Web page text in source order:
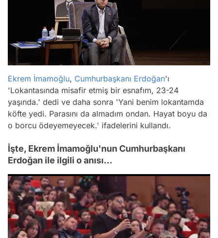
Ekrem İmamoğlu, Cumhurbaşkanı Erdoğan'ı
'Lokantasında misafir etmiş bir esnafım, 23-24
yaşında.' dedi ve daha sonra 'Yani benim lokantamda
köfte yedi. Parasını da almadım ondan. Hayat boyu da
o borcu ödeyemeyecek.' ifadelerini kullandı.
İşte, Ekrem İmamoğlu'nun Cumhurbaşkanı
Erdoğan ile ilgili o anısı...